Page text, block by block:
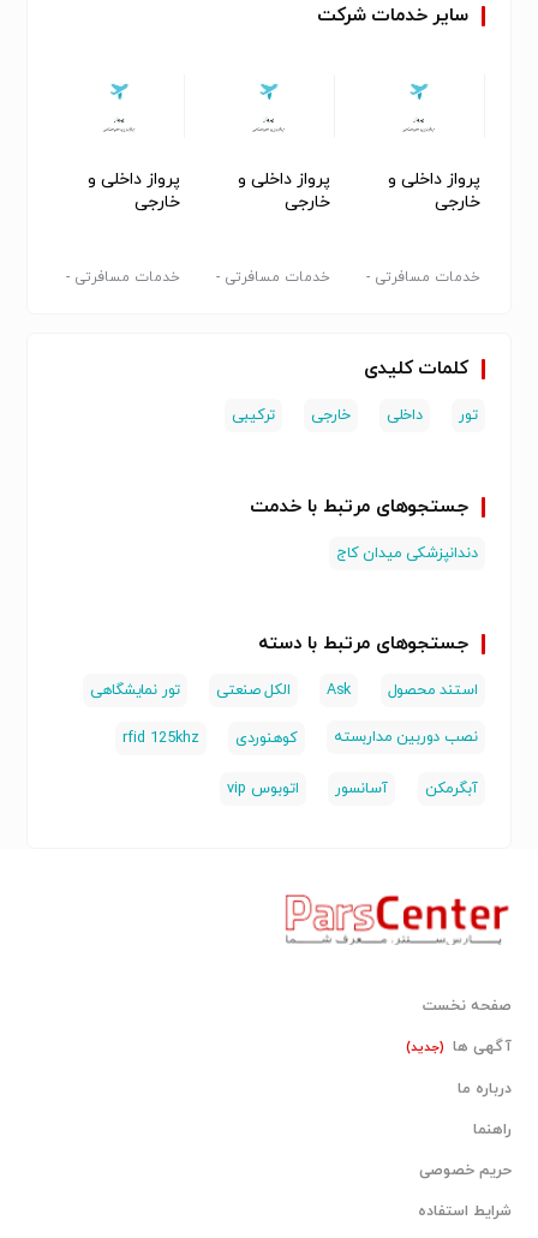
سایرخدمات شرکت
پرواز داخلی و
خارجی
خدمات مسافرتی -
پرواز داخلی و
خارجی
خدمات مسافرتی -
پرواز داخلی و
خارجی
خدمات مسافرتی -
کلمات کلیدی
تور داخلی خارجی ترکیبی
جستجوهای مرتبط با خدمت
دندانپزشکی میدان کاج
جستجوهای مرتبط با دسته
استند محصول Ask الکل صنعتی تور نمایشگاهی
نصب دوربین مداربسته کوهنوردی rfid 125khz
آبگرمکن آسانسور اتوبوس vip
صفحه نخست
آگهی ها (جدید)
درباره ما
راهنما
حریم خصوصی
شرایط استفاده